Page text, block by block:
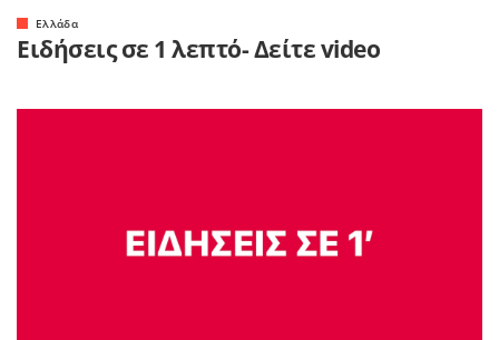
Ελλάδα
Ειδήσεις σε 1 λεπτό- Δείτε video